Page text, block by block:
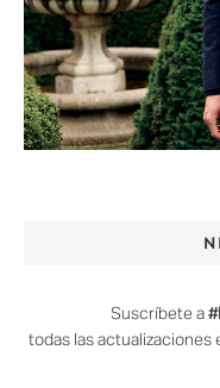
Suscríbete a
todas las actualizaciones